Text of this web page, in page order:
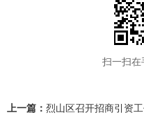
扫一扫在
上一篇： 烈山区召开招商引资